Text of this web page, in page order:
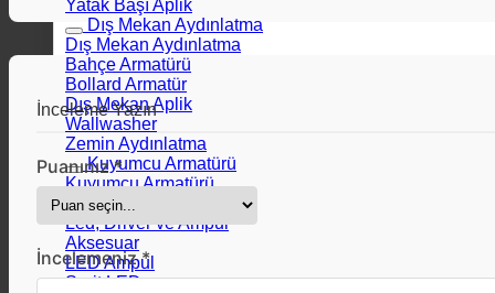
Yatak Başı Aplik
Dış Mekan Aydınlatma
Dış Mekan Aydınlatma
Bahçe Armatürü
Bollard Armatür
Dış Mekan Aplik
Wallwasher
Zemin Aydınlatma
Kuyumcu Armatürü
Kuyumcu Armatürü
LED, Driver ve Ampul
Led, Driver ve Ampul
Aksesuar
LED Ampul
Şerit LED
İnceleme Yazın
Puanınız *
İncelemeniz *